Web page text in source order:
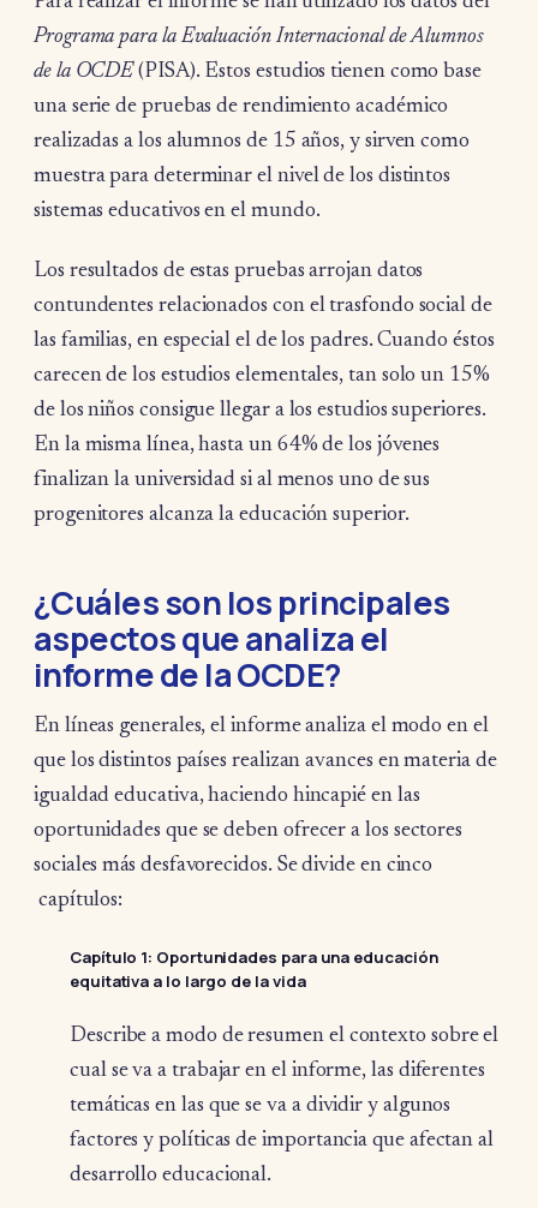
Programa para la Evaluación Internacional de Alumnos
de la OCDE(PISA). Estos estudios tienen como base
una serie de pruebas de rendimiento académico
realizadas a los alumnos de 15 años, y sirven como
muestra para determinar el nivel de los distintos
sistemas educativos en el mundo.
Los resultados de estas pruebas arrojan datos
contundentes relacionados con el trasfondo social de
las familias, en especial el de los padres. Cuando éstos
carecen de los estudios elementales, tan solo un 15%
de los niños consigue llegar a los estudios superiores.
En la misma línea, hasta un 64% de los jóvenes
finalizan la universidad si al menos uno de sus
progenitores alcanza la educación superior.
¿Cuáles son los principales
aspectos que analiza el
informe de la OCDE?
En líneas generales, el informe analiza el modo en el
que los distintos países realizan avances en materia de
igualdad educativa, haciendo hincapié en las
oportunidades que se deben ofrecer a los sectores
sociales más desfavorecidos. Se divide en cinco
capítulos:
Capítulo 1: Oportunidades para una educación
equitativa a lo largo de la vida
Describe a modo de resumen el contexto sobre el
cual se va a trabajar en el informe, las diferentes
temáticas en las que se va a dividir y algunos
factores y políticas de importancia que afectan al
desarrollo educacional.